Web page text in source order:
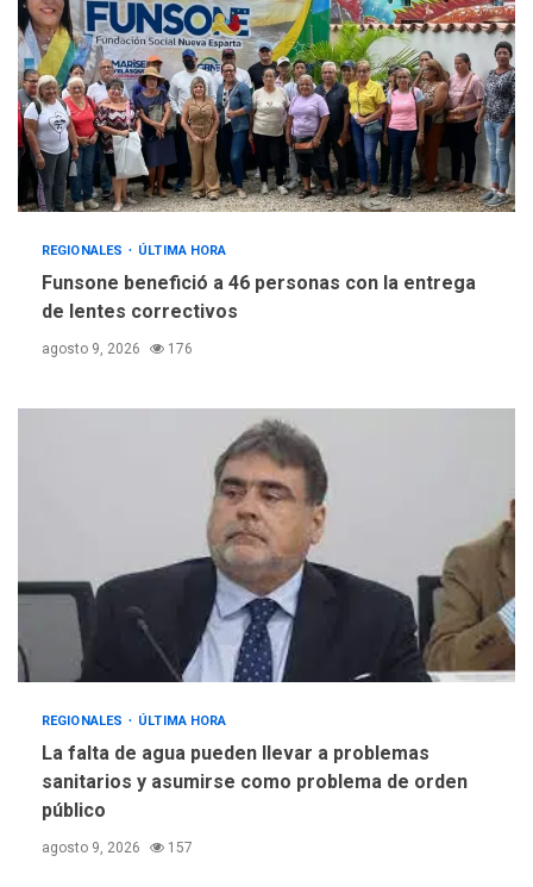
REGIONALES ÚLTIMA HORA
Funsone benefició a 46 personas con la entrega
de lentes correctivos
agosto 9, 2026 176
REGIONALES ÚLTIMA HORA
La falta de agua pueden llevar a problemas
sanitarios y asumirse como problema de orden
público
agosto 9, 2026 157